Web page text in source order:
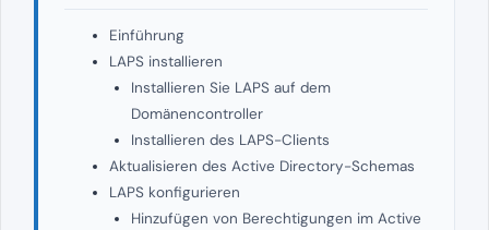
Einführung
LAPS installieren
Installieren Sie LAPS auf dem
Domänencontroller
Installieren des LAPS-Clients
Aktualisieren des Active Directory-Schemas
LAPS konfigurieren
Hinzufügen von Berechtigungen im Active